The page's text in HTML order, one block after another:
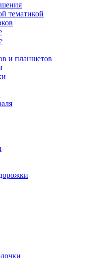
тематикой
и планшетов